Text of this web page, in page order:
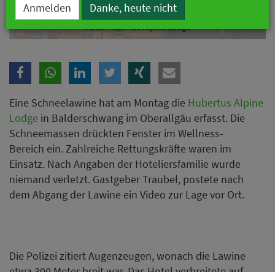
Foto: Hubertus Alpine Lodge
Eine Schneelawine hat am Montag die Hubertus Alpine
Lodge in Balderschwang im Oberallgäu erfasst. Die
Schneemassen drückten Fenster im Wellness-
Bereich ein. Zahlreiche Rettungskräfte waren im
Einsatz. Nach Angaben der Hoteliersfamilie wurde
niemand verletzt. Gastgeber Traubel, postete nach
dem Abgang der Lawine ein Video zur Lage vor Ort.
Die Polizei zitiert Augenzeugen, wonach die Lawine
Anmelden Danke, heute nicht